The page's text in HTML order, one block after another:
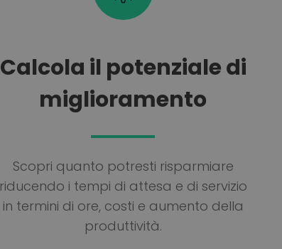
Calcola il potenziale di
miglioramento
Scopri quanto potresti risparmiare
riducendo i tempi di attesa e di servizio
in termini di ore, costi e aumento della
produttività.